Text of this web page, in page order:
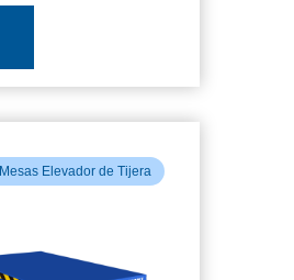
Mesas Elevador de Tijera